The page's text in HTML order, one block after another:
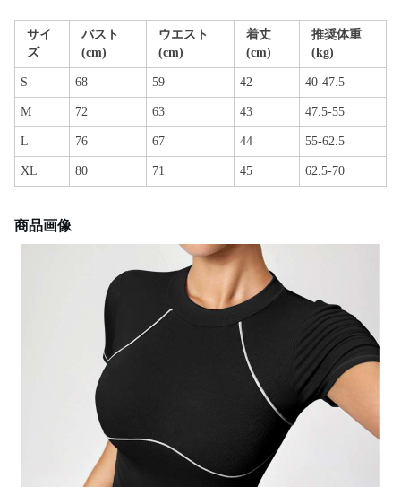
サイ
ズ
バスト
(cm)
ウエスト
(cm)
着丈
(cm)
推奨体重
(kg)
S 68 59 42 40-47.5
M 72 63 43 47.5-55
L 76 67 44 55-62.5
XL 80 71 45 62.5-70
商品画像